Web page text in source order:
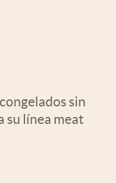
sin
su línea meat